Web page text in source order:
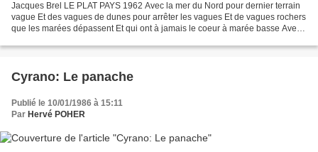
Jacques Brel LE PLAT PAYS 1962 Avec la mer du Nord pour dernier terrain
vague Et des vagues de dunes pour arrêter les vagues Et de vagues rochers
que les marées dépassent Et qui ont à jamais le coeur à marée basse Avec
Cyrano: Le panache
Publié le 10/01/1986 à 15:11
Par Hervé POHER